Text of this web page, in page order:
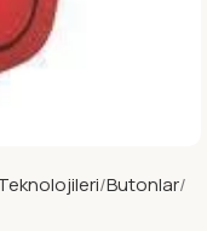
Butonlar